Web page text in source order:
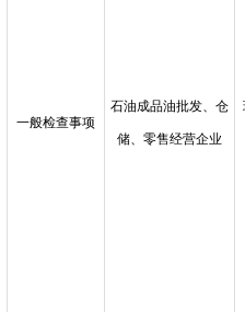
一般检查事项
石油成品油批发、仓
储、零售经营企业